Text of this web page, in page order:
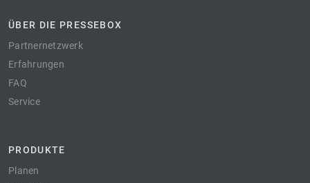
ÜBER DIE PRESSEBOX
Partnernetzwerk
Erfahrungen
FAQ
Service
PRODUKTE
Planen